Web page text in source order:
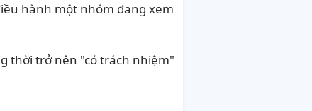
hành một nhóm đang xem
thời trở nên "có trách nhiệm"